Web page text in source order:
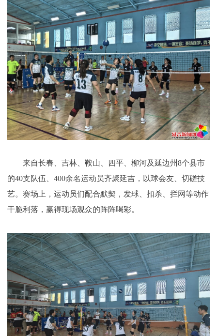
来自长春、吉林、鞍山、四平、柳河及延边州8个县市
的40支队伍、400余名运动员齐聚延吉，以球会友、切磋技
艺。赛场上，运动员们配合默契，发球、扣杀、拦网等动作
干脆利落，赢得现场观众的阵阵喝彩。